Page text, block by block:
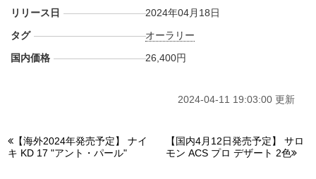
リリース日
2024年04月18日
タグ
オーラリー
国内価格
26,400円
2024-04-11 19:03:00 更新
【海外2024年発売予定】 ナイ
キ KD 17 "アント・パール"
【国内4月12日発売予定】 サロ
モン ACS プロ デザート 2色